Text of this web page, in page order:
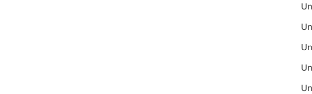
Universidad de Cantabria
Universidad Internacional